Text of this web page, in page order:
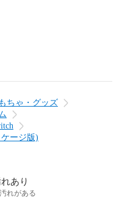
ちゃ・グッズ
ージ版)
あり
れがある